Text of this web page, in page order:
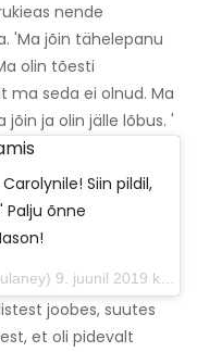
nende
'Ma jõin tähelepanu
olin tõesti
ma seda ei olnud. Ma
jõin ja olin jälle lõbus. '
Siin pildil,
õnne
9. juunil 2019 kell 13.55 PDT
joobes, suutes
et oli pidevalt